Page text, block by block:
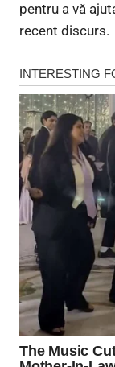
pentru a vă
recent discurs.